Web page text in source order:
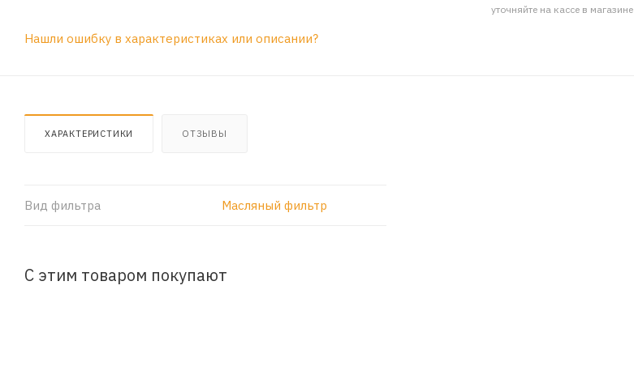
уточняйте на кассе в магазине
Нашли ошибку в характеристиках или описании?
ХАРАКТЕРИСТИКИ ОТЗЫВЫ
Вид фильтра Масляный фильтр
С этим товаром покупают